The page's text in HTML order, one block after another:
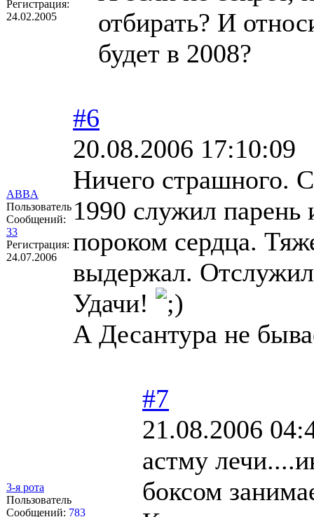
Регистрация:
24.02.2005
отбирать? И
будет в 2008?
ABBA
Пользователь
Сообщений:
33
Регистрация:
24.07.2006
#6
20.08.2006 17:10:09
Ничего страшного.
1990 служил парень
пороком сердца.
выдержал.
Удачи!
А Десантура не
3-я рота
Пользователь
Сообщений: 783
#7
21.08.2006
астму
боксом